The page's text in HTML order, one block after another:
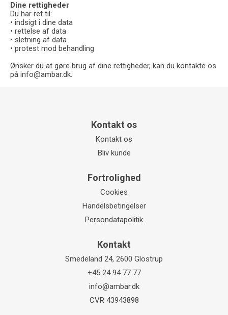
Dine rettigheder
Du har ret til:
• indsigt i dine data
• rettelse af data
• sletning af data
• protest mod behandling
Ønsker du at gøre brug af dine rettigheder, kan du kontakte os
på info@ambar.dk.
Kontakt os
Kontakt os
Bliv kunde
Fortrolighed
Cookies
Handelsbetingelser
Persondatapolitik
Kontakt
Smedeland 24, 2600 Glostrup
+45 24 94 77 77
info@ambar.dk
CVR 43943898